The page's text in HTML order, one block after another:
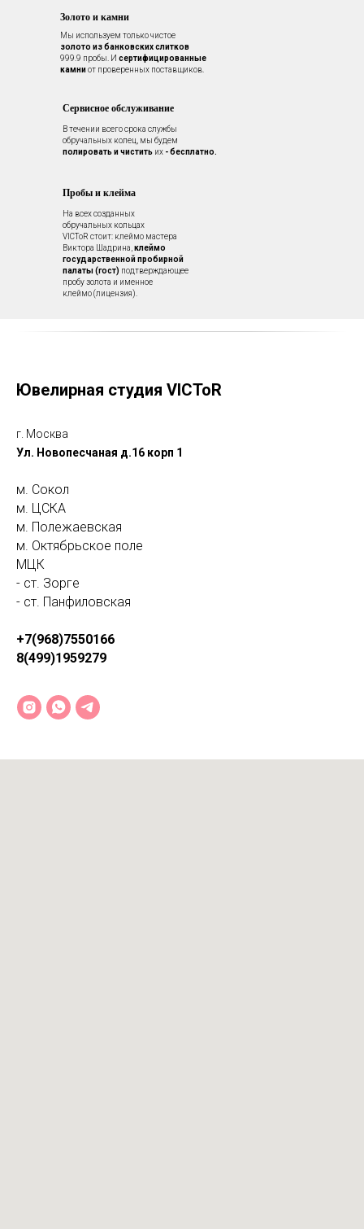
Мы используем только чистое
золото из банковских слитков
999.9 пробы. И сертифицированные
камниот проверенных поставщиков.
Золото и камни
Сервисное обслуживание
В течении всего срока службы
обручальных колец, мы будем
полировать и чистить их - бесплатно.
Пробы и клейма
На всех созданных
обручальных кольцах
VICToR стоит: клеймо мастера
Виктора Шадрина,клеймо
государственной пробирной
палаты (гост) подтверждающее
пробу золота и именное
клеймо (лицензия).
Ювелирная студия VICToR
г. Москва
Ул. Новопесчаная д.16 корп 1
м. Сокол
м. ЦСКА
м. Полежаевская
м. Октябрьское поле
МЦК
- ст. Зорге
- ст. Панфиловская
+7(968)7550166
8(499)1959279